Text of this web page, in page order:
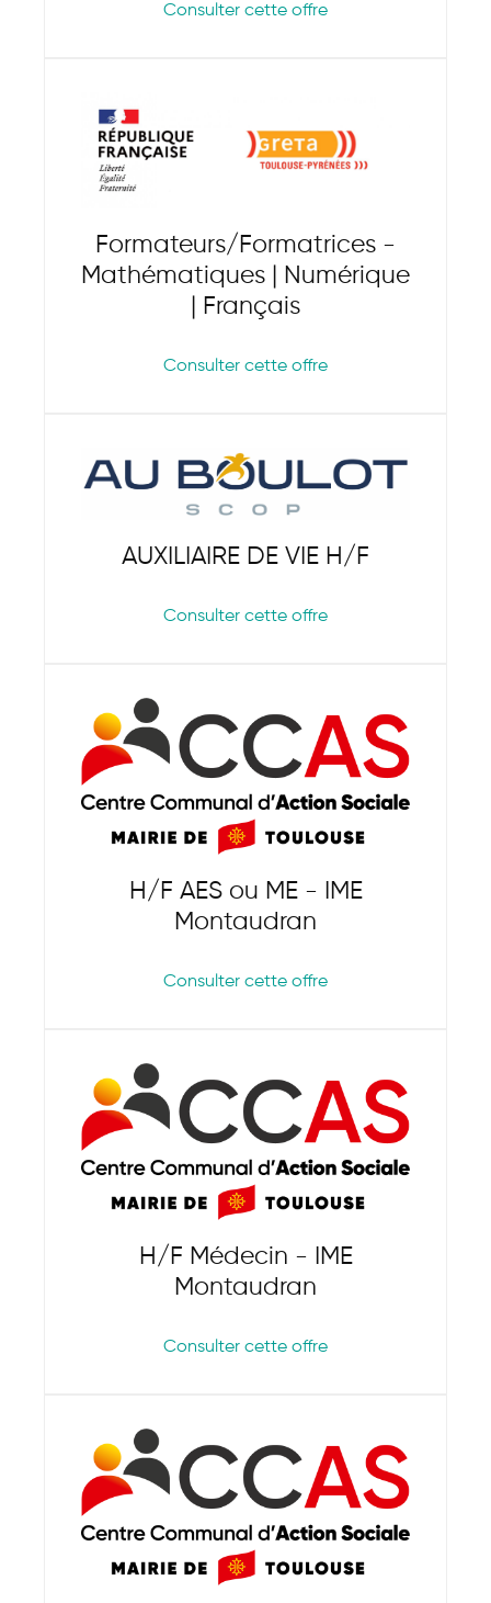
Consulter cette offre
Formateurs/Formatrices -
Mathématiques | Numérique
| Français
Consulter cette offre
AUXILIAIRE DE VIE H/F
Consulter cette offre
H/F AES ou ME - IME
Montaudran
Consulter cette offre
H/F Médecin - IME
Montaudran
Consulter cette offre